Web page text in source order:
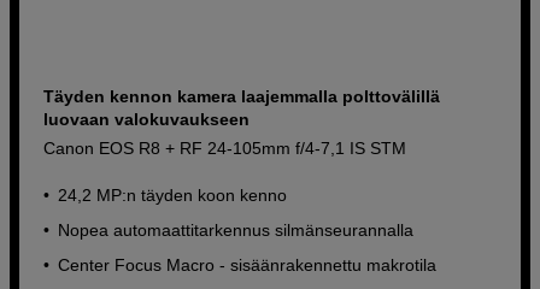
Täyden kennon kamera laajemmalla polttovälillä
luovaan valokuvaukseen
Canon EOS R8 + RF 24-105mm f/4-7,1 IS STM
24,2 MP:n täyden koon kenno
Nopea automaattitarkennus silmänseurannalla
Center Focus Macro - sisäänrakennettu makrotila